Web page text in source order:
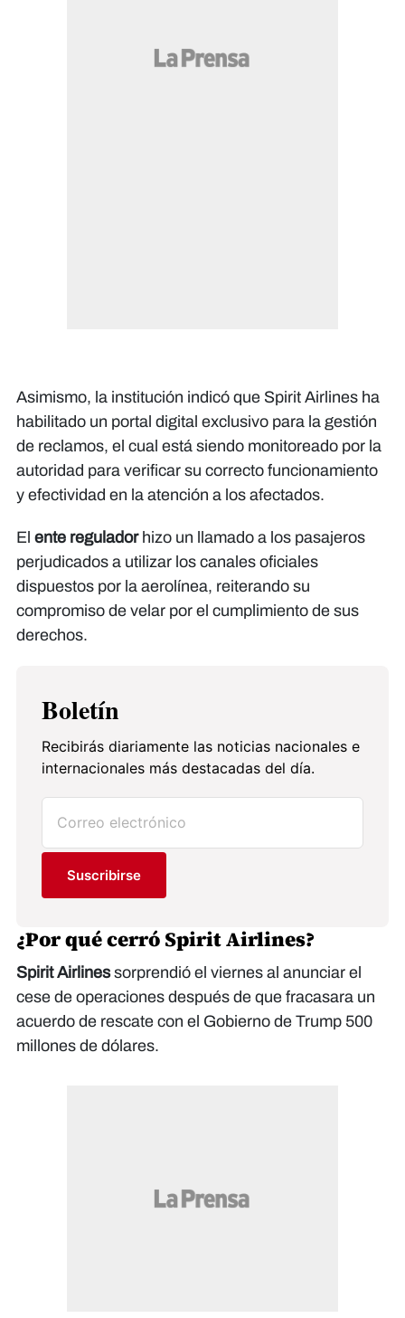
Asimismo, la institución indicó que Spirit Airlines ha
habilitado un portal digital exclusivo para la gestión
de reclamos, el cual está siendo monitoreado por la
autoridad para verificar su correcto funcionamiento
y efectividad en la atención a los afectados.
El ente reguladorhizo un llamado a los pasajeros
perjudicados a utilizar los canales oficiales
dispuestos por la aerolínea, reiterando su
compromiso de velar por el cumplimiento de sus
derechos.
Boletín
Recibirás diariamente las noticias nacionales e
internacionales más destacadas del día.
Suscribirse
¿Por qué cerró Spirit Airlines?
Spirit Airlinessorprendió el viernes al anunciar el
cese de operaciones después de que fracasara un
acuerdo de rescate con el Gobierno de Trump 500
millones de dólares.